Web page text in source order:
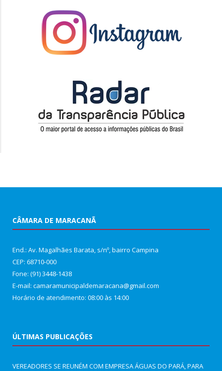
CÂMARA DE MARACANÃ
End.: Av. Magalhães Barata, s/nº, bairro Campina
CEP: 68710-000
Fone: (91) 3448-1438
E-mail: camaramunicipaldemaracana@gmail.com
Horário de atendimento: 08:00 às 14:00
ÚLTIMAS PUBLICAÇÕES
VEREADORES SE REUNÉM COM EMPRESA ÁGUAS DO PARÁ, PARA